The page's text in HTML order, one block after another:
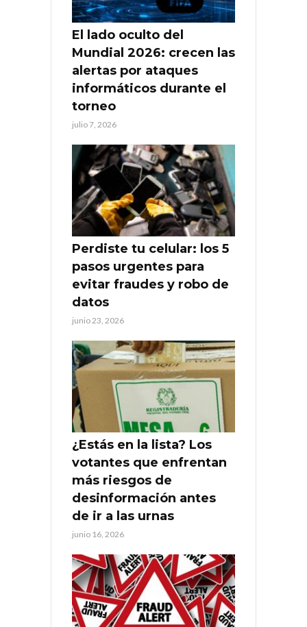
El lado oculto del
Mundial 2026: crecen las
alertas por ataques
informáticos durante el
torneo
julio 7, 2026
Perdiste tu celular: los 5
pasos urgentes para
evitar fraudes y robo de
datos
junio 23, 2026
¿Estás en la lista? Los
votantes que enfrentan
más riesgos de
desinformación antes
de ir a las urnas
junio 16, 2026